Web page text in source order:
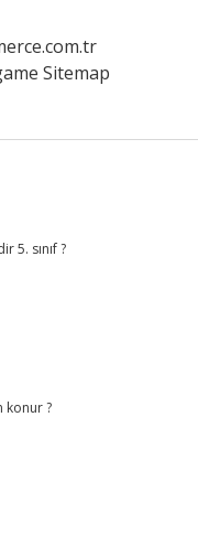
Sitemap
5. sınıf ?
konur ?